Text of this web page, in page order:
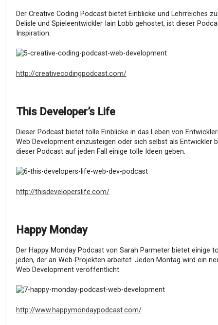
Der Creative Coding Podcast bietet Einblicke und Lehrreiches
Delisle und Spieleentwickler Iain Lobb gehostet, ist dieser
Inspiration.
http://creativecodingpodcast.com/
This Developer’s Life
Dieser Podcast bietet tolle Einblicke in das Leben von
Web Development einzusteigen oder sich selbst als Entwickler
dieser Podcast auf jeden Fall einige tolle Ideen geben.
http://thisdeveloperslife.com/
Happy Monday
Der Happy Monday Podcast von Sarah Parmeter bietet einige
jeden, der an Web-Projekten arbeitet. Jeden Montag wird ein
Web Development veröffentlicht.
http://www.happymondaypodcast.com/